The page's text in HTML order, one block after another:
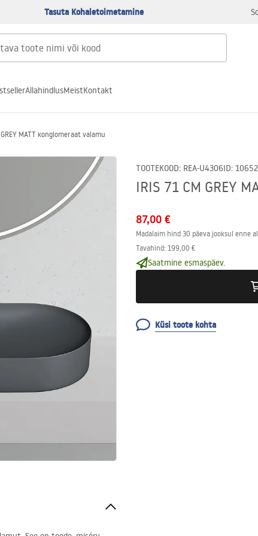
Tasuta Kohaletoimetamine
AllahindlusMeistKontakt
GREY MATT konglomeraat valamu
TOOTEKOOD: REA-U4306ID: 10652
IRIS 71 CM GREY
87,00 €
Madalaim hind 30 päeva jooksul enne
Tavahind: 199,00 €
Saatmine esmaspäev.
Küsi toote kohta